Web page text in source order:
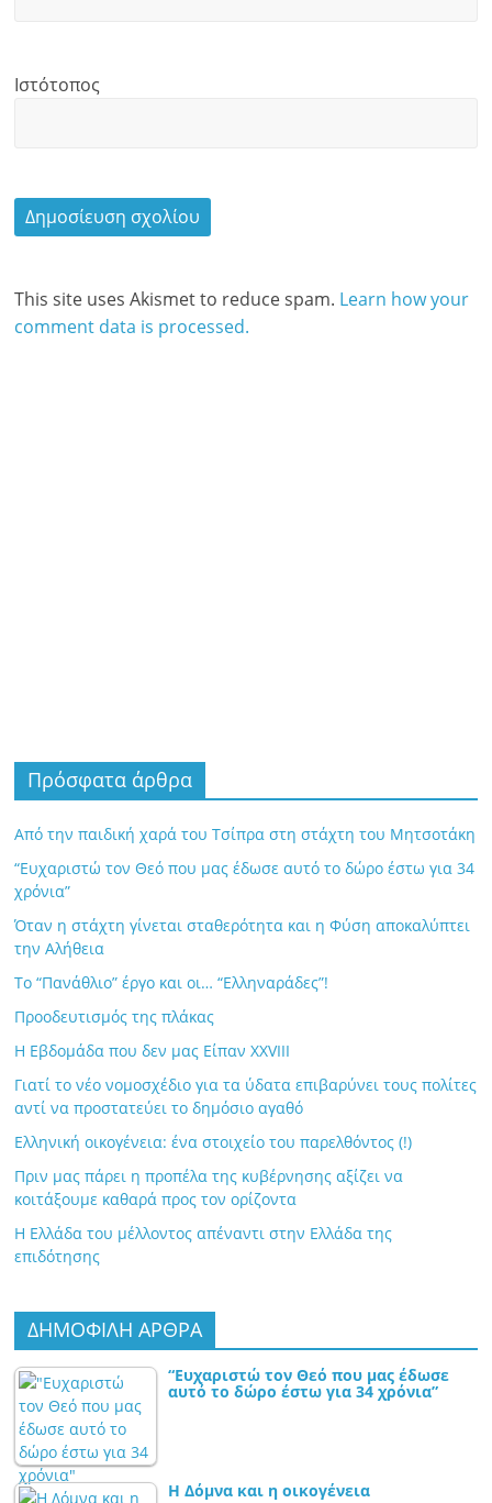
Ιστότοπος
This site uses Akismet to reduce spam. Learn how your
comment data is processed.
Πρόσφατα άρθρα
Από την παιδική χαρά του Τσίπρα στη στάχτη του Μητσοτάκη
“Ευχαριστώ τον Θεό που μας έδωσε αυτό το δώρο έστω για 34
χρόνια”
Όταν η στάχτη γίνεται σταθερότητα και η Φύση αποκαλύπτει
την Αλήθεια
Το “Πανάθλιο” έργο και οι… “Ελληναράδες”!
Προοδευτισμός της πλάκας
Η Εβδομάδα που δεν μας Είπαν XXVIII
Γιατί το νέο νομοσχέδιο για τα ύδατα επιβαρύνει τους πολίτες
αντί να προστατεύει το δημόσιο αγαθό
Ελληνική οικογένεια: ένα στοιχείο του παρελθόντος (!)
Πριν μας πάρει η προπέλα της κυβέρνησης αξίζει να
κοιτάξουμε καθαρά προς τον ορίζοντα
Η Ελλάδα του μέλλοντος απέναντι στην Ελλάδα της
επιδότησης
ΔΗΜΟΦΙΛΗ ΑΡΘΡΑ
“Ευχαριστώ τον Θεό που μας έδωσε
αυτό το δώρο έστω για 34 χρόνια”
Η Δόμνα και η οικογένεια